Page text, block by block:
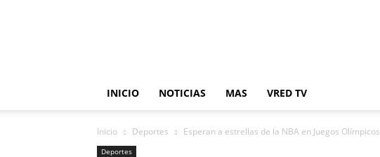
INICIO NOTICIAS MAS VRED TV
Inicio Deportes Esperan a estrellas de la NBA en Juegos Olímpicos
Deportes